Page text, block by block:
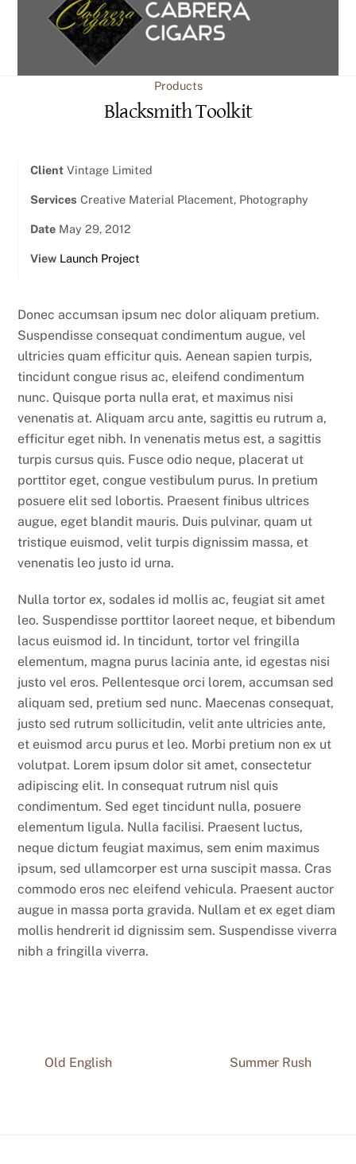
Products
Blacksmith Toolkit
ClientVintage Limited
Services Creative Material Placement, Photography
DateMay 29, 2012
View Launch Project
Donec accumsan ipsum nec dolor aliquam pretium.
Suspendisse consequat condimentum augue, vel
ultricies quam efficitur quis. Aenean sapien turpis,
tincidunt congue risus ac, eleifend condimentum
nunc. Quisque porta nulla erat, et maximus nisi
venenatis at. Aliquam arcu ante, sagittis eu rutrum a,
efficitur eget nibh. In venenatis metus est, a sagittis
turpis cursus quis. Fusce odio neque, placerat ut
porttitor eget, congue vestibulum purus. In pretium
posuere elit sed lobortis. Praesent finibus ultrices
augue, eget blandit mauris. Duis pulvinar, quam ut
tristique euismod, velit turpis dignissim massa, et
venenatis leo justo id urna.
Nulla tortor ex, sodales id mollis ac, feugiat sit amet
leo. Suspendisse porttitor laoreet neque, et bibendum
lacus euismod id. In tincidunt, tortor vel fringilla
elementum, magna purus lacinia ante, id egestas nisi
justo vel eros. Pellentesque orci lorem, accumsan sed
aliquam sed, pretium sed nunc. Maecenas consequat,
justo sed rutrum sollicitudin, velit ante ultricies ante,
et euismod arcu purus et leo. Morbi pretium non ex ut
volutpat. Lorem ipsum dolor sit amet, consectetur
adipiscing elit. In consequat rutrum nisl quis
condimentum. Sed eget tincidunt nulla, posuere
elementum ligula. Nulla facilisi. Praesent luctus,
neque dictum feugiat maximus, sem enim maximus
ipsum, sed ullamcorper est urna suscipit massa. Cras
commodo eros nec eleifend vehicula. Praesent auctor
augue in massa porta gravida. Nullam et ex eget diam
mollis hendrerit id dignissim sem. Suspendisse viverra
nibh a fringilla viverra.
Old English Summer Rush